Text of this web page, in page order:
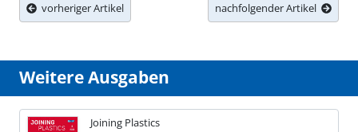
vorheriger Artikel nachfolgender Artikel
Weitere Ausgaben
Joining Plastics